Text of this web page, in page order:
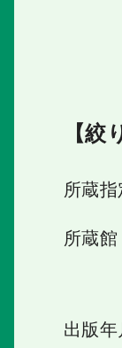
【絞
所蔵指
所蔵館
出版年